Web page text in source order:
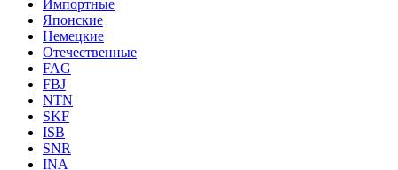
Импортные
Японские
Немецкие
Отечественные
FAG
FBJ
NTN
SKF
ISB
SNR
INA